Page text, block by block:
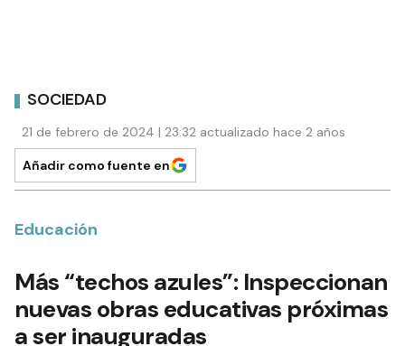
SOCIEDAD
21 de febrero de 2024 | 23:32 actualizado hace 2 años
Añadir como fuente en
Educación
Más “techos azules”: Inspeccionan
nuevas obras educativas próximas
a ser inauguradas